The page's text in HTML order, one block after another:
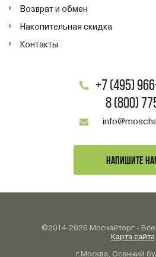
Возврат и обмен
Накопительная скидка
Контакты
+7 (495)
8 (800)
НАПИШИТЕ
©2014-2026 Мосчайторг -
Карта сайта
г.Москва, Осенний